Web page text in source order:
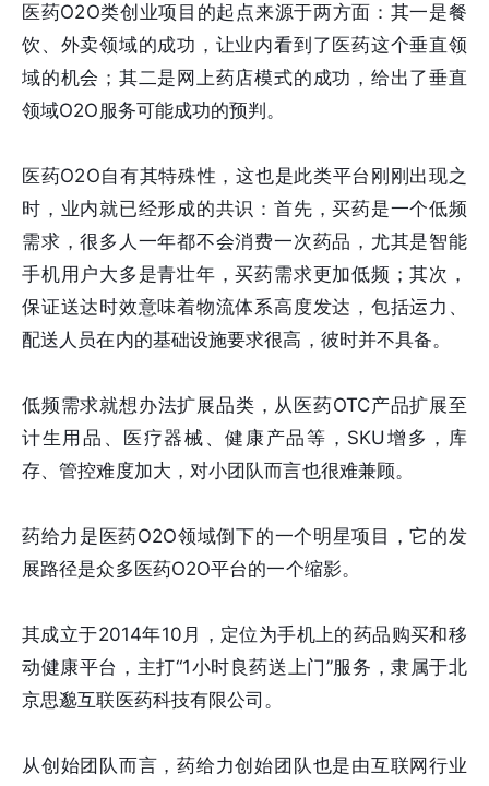
医药O2O类创业项目的起点来源于两方面：其一是餐
饮、外卖领域的成功，让业内看到了医药这个垂直领
域的机会；其二是网上药店模式的成功，给出了垂直
领域O2O服务可能成功的预判。
医药O2O自有其特殊性，这也是此类平台刚刚出现之
时，业内就已经形成的共识：首先，买药是一个低频
需求，很多人一年都不会消费一次药品，尤其是智能
手机用户大多是青壮年，买药需求更加低频；其次，
保证送达时效意味着物流体系高度发达，包括运力、
配送人员在内的基础设施要求很高，彼时并不具备。
低频需求就想办法扩展品类，从医药OTC产品扩展至
计生用品、医疗器械、健康产品等，SKU增多，库
存、管控难度加大，对小团队而言也很难兼顾。
药给力是医药O2O领域倒下的一个明星项目，它的发
展路径是众多医药O2O平台的一个缩影。
其成立于2014年10月，定位为手机上的药品购买和移
动健康平台，主打“1小时良药送上门”服务，隶属于北
京思邈互联医药科技有限公司。
从创始团队而言，药给力创始团队也是由互联网行业